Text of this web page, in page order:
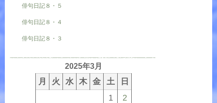
俳句日記８・５
俳句日記８・４
俳句日記８・３
2025年3月
月 火 水 木 金 土
日
1
2